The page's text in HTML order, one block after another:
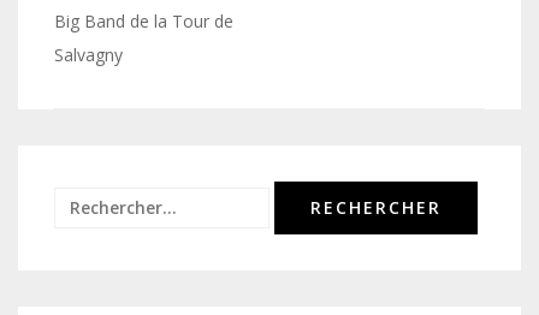
Navigation
de
Big Band de la Tour de
Salvagny
Rechercher :